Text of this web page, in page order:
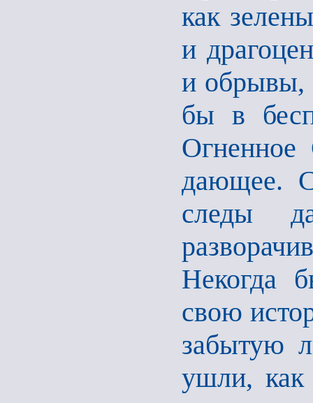
как
и
и обрывы,
бы в
Огненное
дающее.
следы
Некогда
свою
забытую
ушли, как